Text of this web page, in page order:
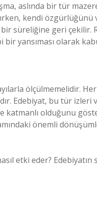
aslında bir tür
kendi
süreliğine geri çekilir.
yansıması olarak
ölçülmemelidir.
Edebiyat, bu tür
olduğunu
önemli
etki eder?